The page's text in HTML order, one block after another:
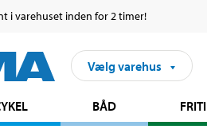
i varehuset inden for 2 timer!
Vælg varehus
BÅD